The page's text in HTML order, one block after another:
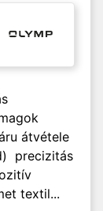
átvétele
precizitás
textil...